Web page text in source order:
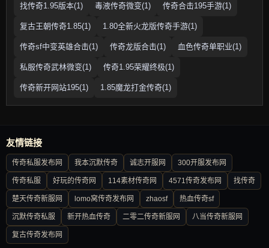
找传奇1.95版本(1) 毒液传奇微变(1) 传奇合击195手游(1)
复古王朝传奇1.85(1) 1.80全新火龙版传奇手游(1)
传奇sf中变英雄合击(1) 传奇龙版合击(1) 血色传奇单职业(1)
私服传奇武林微变(1) 传奇1.95荣耀终极(1)
传奇新开网站195(1) 1.85魔龙打金传奇(1)
友情链接
传奇私服发布网 我本沉默传奇 诚志开服网 300开服发布网
传奇私服 好玩的传奇网 114素材传奇网 4571传奇发布网 找传奇
楚天传奇新服网 lomo窝传奇发布网 zhaosf 热血传奇sf
沉默传奇私服 新开热血传奇 二零二传奇新服网 八当传奇新服网
复古传奇发布网